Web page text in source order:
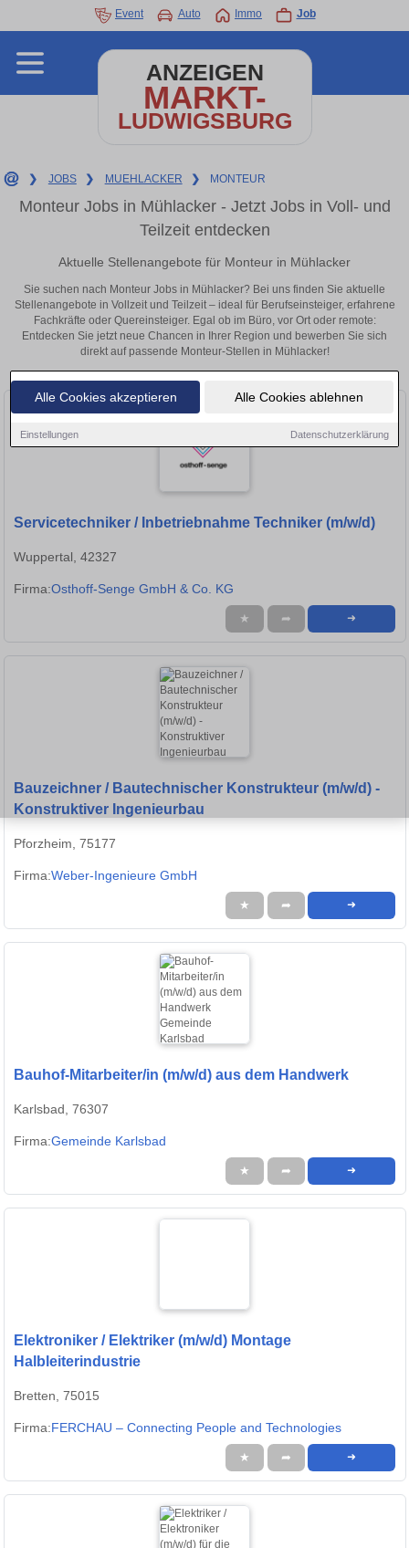
Alle Cookies akzeptieren Alle Cookies ablehnen
Einstellungen Datenschutzerklärung
Event Auto Immo Job
ANZEIGEN
MARKT-
LUDWIGSBURG
❯ JOBS ❯ MUEHLACKER ❯ MONTEUR
Monteur Jobs in Mühlacker - Jetzt Jobs in Voll- und
Teilzeit entdecken
Aktuelle Stellenangebote für Monteur in Mühlacker
Sie suchen nach Monteur Jobs in Mühlacker? Bei uns finden Sie aktuelle
Stellenangebote in Vollzeit und Teilzeit – ideal für Berufseinsteiger, erfahrene
Fachkräfte oder Quereinsteiger. Egal ob im Büro, vor Ort oder remote:
Entdecken Sie jetzt neue Chancen in Ihrer Region und bewerben Sie sich
direkt auf passende Monteur-Stellen in Mühlacker!
Servicetechniker / Inbetriebnahme Techniker (m/w/d)
Wuppertal, 42327
Firma:Osthoff-Senge GmbH & Co. KG
★ ➦ ➜
Bauzeichner / Bautechnischer Konstrukteur (m/w/d) -
Konstruktiver Ingenieurbau
Pforzheim, 75177
Firma:Weber-Ingenieure GmbH
★ ➦ ➜
Bauhof-Mitarbeiter/in (m/w/d) aus dem Handwerk
Karlsbad, 76307
Firma:Gemeinde Karlsbad
★ ➦ ➜
Elektroniker / Elektriker (m/w/d) Montage
Halbleiterindustrie
Bretten, 75015
Firma:FERCHAU – Connecting People and Technologies
★ ➦ ➜